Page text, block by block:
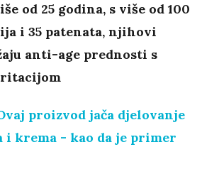
od 25 godina, s više od 100
i 35 patenata, njihovi
anti-age prednosti s
proizvod jača djelovanje
i krema - kao da je primer